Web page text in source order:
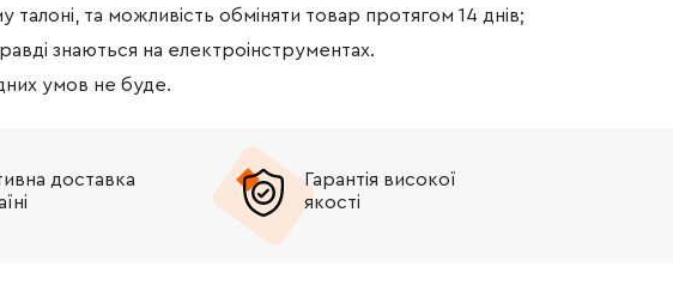
талоні, та можливість обміняти товар протягом 14 днів;
знаються на електроінструментах.
умов не буде.
доставка
Гарантія високої
якості